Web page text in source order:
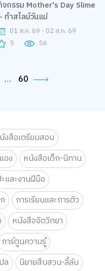
กรรม Mother's Day Slime
ทำสไลม์วันแม่
01 ส.ค. 69 - 02 ส.ค. 69
5
56
… 60
งสือเตรียมสอบ
อง
หนังสือเด็ก-นิทาน
และงานฝีมือ
การเรียนและการติว
หนังสือจิตวิทยา
การ์ตูนความรู้
ล
นิยายสืบสวน-ลี้ลับ